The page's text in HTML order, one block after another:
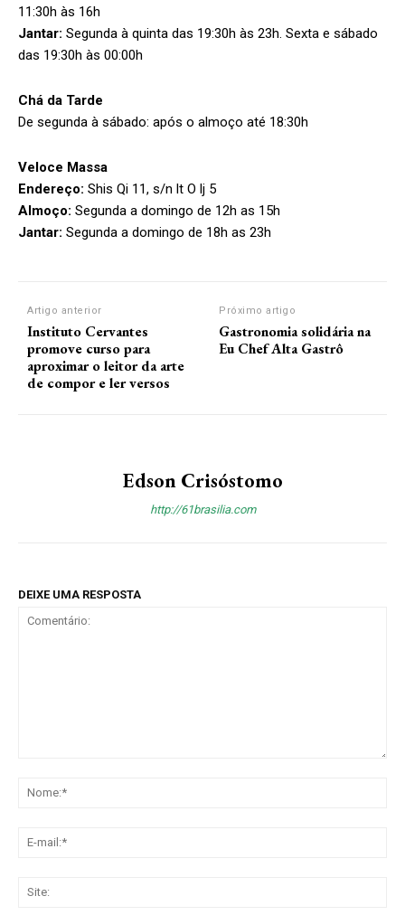
11:30h às 16h
Jantar: Segunda à quinta das 19:30h às 23h. Sexta e sábado
das 19:30h às 00:00h
Chá da Tarde
De segunda à sábado: após o almoço até 18:30h
Veloce Massa
Endereço: Shis Qi 11, s/n lt O lj 5
Almoço: Segunda a domingo de 12h as 15h
Jantar: Segunda a domingo de 18h as 23h
Artigo anterior
Instituto Cervantes
promove curso para
aproximar o leitor da arte
de compor e ler versos
Próximo artigo
Gastronomia solidária na
Eu Chef Alta Gastrô
Edson Crisóstomo
http://61brasilia.com
DEIXE UMA RESPOSTA